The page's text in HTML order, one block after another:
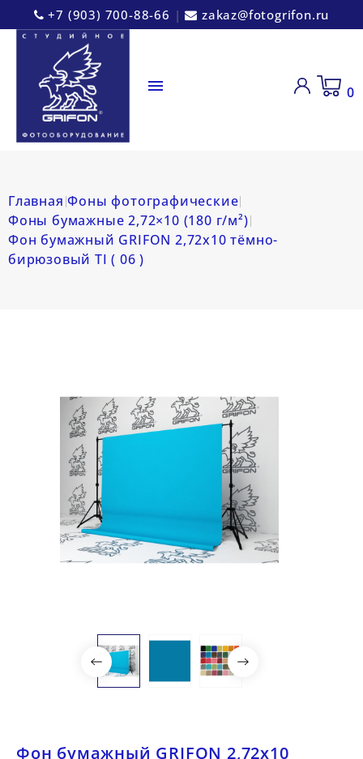
+7 (903) 700-88-66 | zakaz@fotogrifon.ru
 0
Главная Фоны фотографические
Фоны бумажные 2,72×10 (180 г/м²)
Фон бумажный GRIFON 2,72х10 тёмно-
бирюзовый TI ( 06 )
Фон бумажный GRIFON 2,72х10